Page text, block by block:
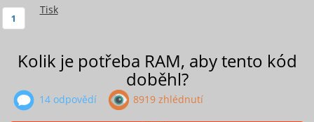
Tisk
1
Kolik je potřeba RAM, aby tento kód
doběhl?
14 odpovědí 8919 zhlédnutí